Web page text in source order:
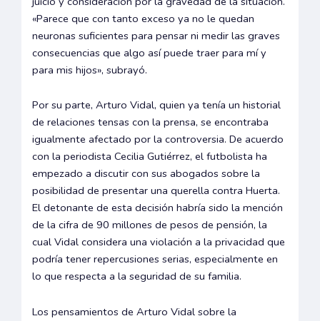
«Parece que con tanto exceso ya no le quedan
neuronas suficientes para pensar ni medir las graves
consecuencias que algo así puede traer para mí y
para mis hijos», subrayó.
Por su parte, Arturo Vidal, quien ya tenía un historial
de relaciones tensas con la prensa, se encontraba
igualmente afectado por la controversia. De acuerdo
con la periodista Cecilia Gutiérrez, el futbolista ha
empezado a discutir con sus abogados sobre la
posibilidad de presentar una querella contra Huerta.
El detonante de esta decisión habría sido la mención
de la cifra de 90 millones de pesos de pensión, la
cual Vidal considera una violación a la privacidad que
podría tener repercusiones serias, especialmente en
lo que respecta a la seguridad de su familia.
Los pensamientos de Arturo Vidal sobre la